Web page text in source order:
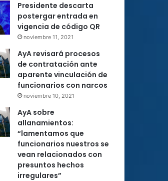
Presidente descarta
postergar entrada en
vigencia de código QR
noviembre 11, 2021
AyA revisará procesos
de contratación ante
aparente vinculación de
funcionarios con narcos
noviembre 10, 2021
AyA sobre
allanamientos:
“lamentamos que
funcionarios nuestros se
vean relacionados con
presuntos hechos
irregulares”